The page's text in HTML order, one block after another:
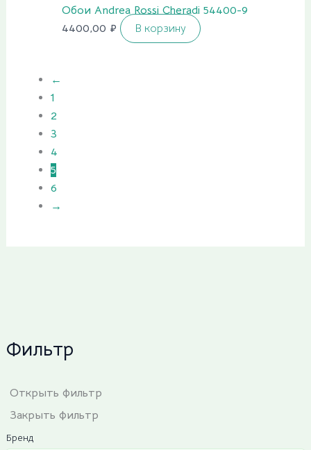
Фильтр
Открыть фильтр
Закрыть фильтр
Бренд
Обои Andrea Rossi Cheradi 54400-9
4400,00 ₽ В корзину
←
1
2
3
4
5
6
→